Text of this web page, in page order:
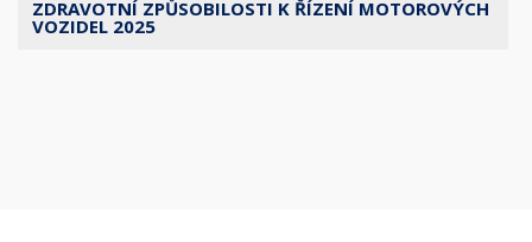
ZDRAVOTNÍ ZPŮSOBILOSTI K ŘÍZENÍ MOTOROVÝCH
VOZIDEL 2025